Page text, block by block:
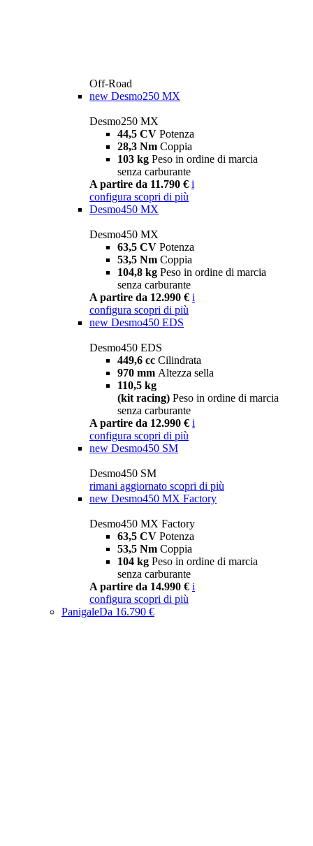
Off-Road
new Desmo250 MX
Desmo250 MX
44,5 CV Potenza
28,3 Nm Coppia
103 kg Peso in ordine di marcia
senza carburante
A partire da 11.790 € i
configura scopri di più
Desmo450 MX
Desmo450 MX
63,5 CV Potenza
53,5 Nm Coppia
104,8 kg Peso in ordine di marcia
senza carburante
A partire da 12.990 € i
configura scopri di più
new Desmo450 EDS
Desmo450 EDS
449,6 cc Cilindrata
970 mm Altezza sella
110,5 kg
(kit racing) Peso in ordine di marcia
senza carburante
A partire da 12.990 € i
configura scopri di più
new Desmo450 SM
Desmo450 SM
rimani aggiornato scopri di più
new Desmo450 MX Factory
Desmo450 MX Factory
63,5 CV Potenza
53,5 Nm Coppia
104 kg Peso in ordine di marcia
senza carburante
A partire da 14.990 € i
configura scopri di più
PanigaleDa 16.790 €